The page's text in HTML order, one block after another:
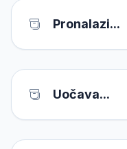
Pronalazi...
Uočava...